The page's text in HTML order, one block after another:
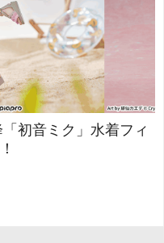
初音ミク」水着フィ